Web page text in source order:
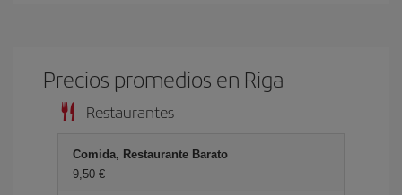
Precios promedios en Riga
Restaurantes
Comida, Restaurante Barato
9,50 €